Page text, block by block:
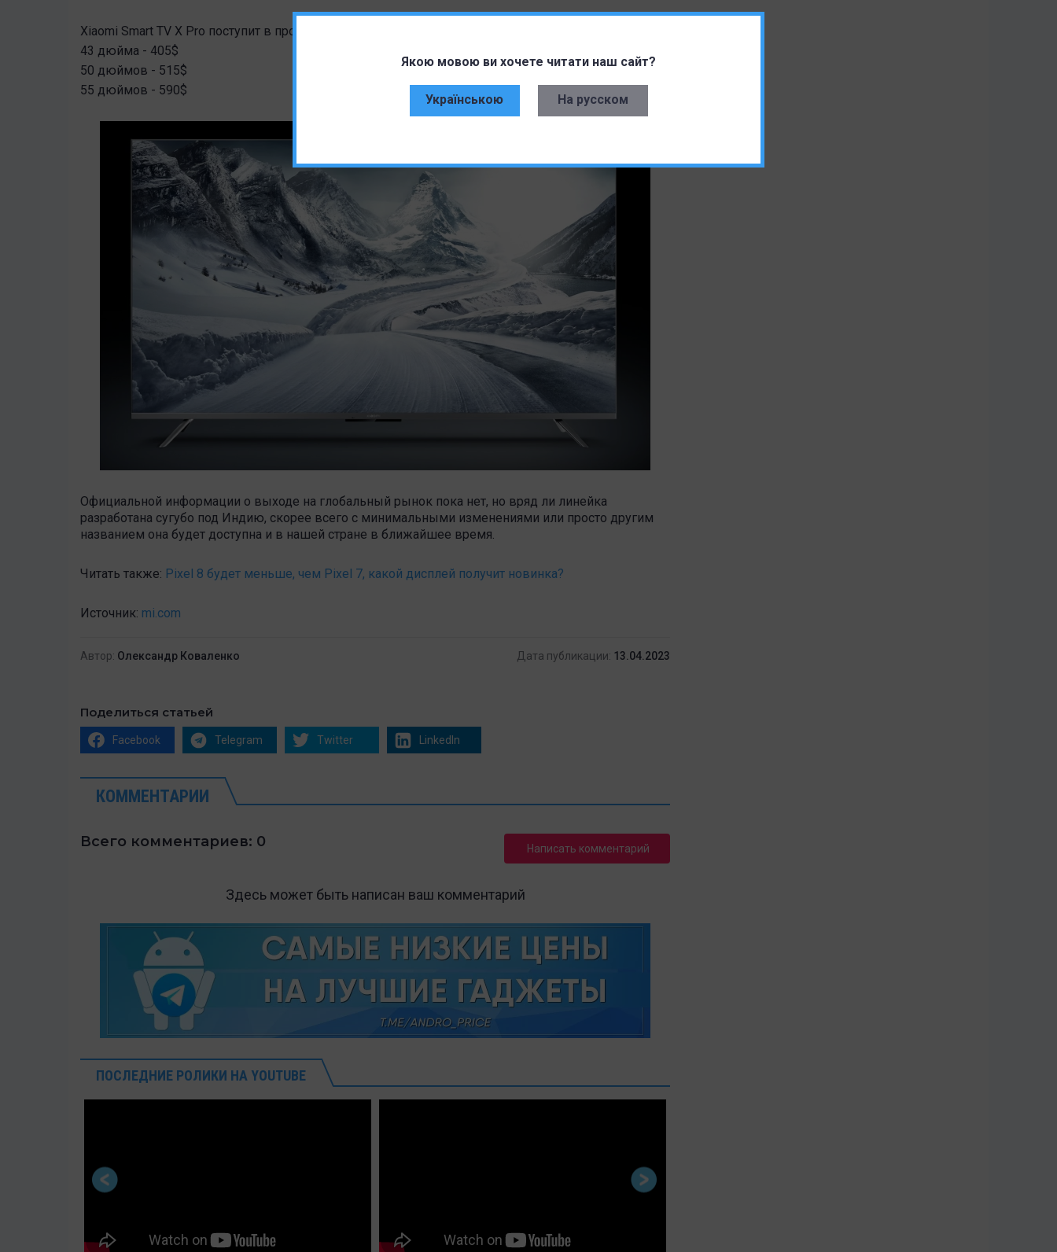
Якою мовою ви хочете читати наш сайт?
Українською На русском
Xiaomi Smart TV X Pro поступит в продажу в Индии 19 апреля по следующим ценам:
43 дюйма - 405$
50 дюймов - 515$
55 дюймов - 590$
Официальной информации о выходе на глобальный рынок пока нет, но вряд ли линейка
разработана сугубо под Индию, скорее всего с минимальными изменениями или просто другим
названием она будет доступна и в нашей стране в ближайшее время.
Читать также: Pixel 8 будет меньше, чем Pixel 7, какой дисплей получит новинка?
Источник: mi.com
Автор: Олександр Коваленко Дата публикации: 13.04.2023
Поделиться статьей
Facebook Telegram Twitter LinkedIn
КОММЕНТАРИИ
Всего комментариев: 0 Написать комментарий
Здесь может быть написан ваш комментарий
ПОСЛЕДНИЕ РОЛИКИ НА YOUTUBE